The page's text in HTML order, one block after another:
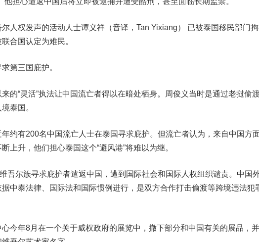
人权发声的活动人士谭义祥（音译，Tan Yixiang） 已被泰国移民部门
合国认定为难民。
第三国庇护。
的“灵活”执法让中国流亡者得以在暗处栖身。周俊义当时是通过老挝偷
泰国。
约有200名中国流亡人士在泰国寻求庇护。但流亡者认为，来自中国方
上升，他们担心泰国这个“避风港”将难以为继。
吾尔族寻求庇护者遣返中国，遭到国际社会和国际人权组织谴责。中国
中泰法律、国际法和国际惯例进行，是双方合作打击偷渡等跨境违法犯
今年8月在一个关于威权政府的展览中，撤下部分和中国有关的展品，